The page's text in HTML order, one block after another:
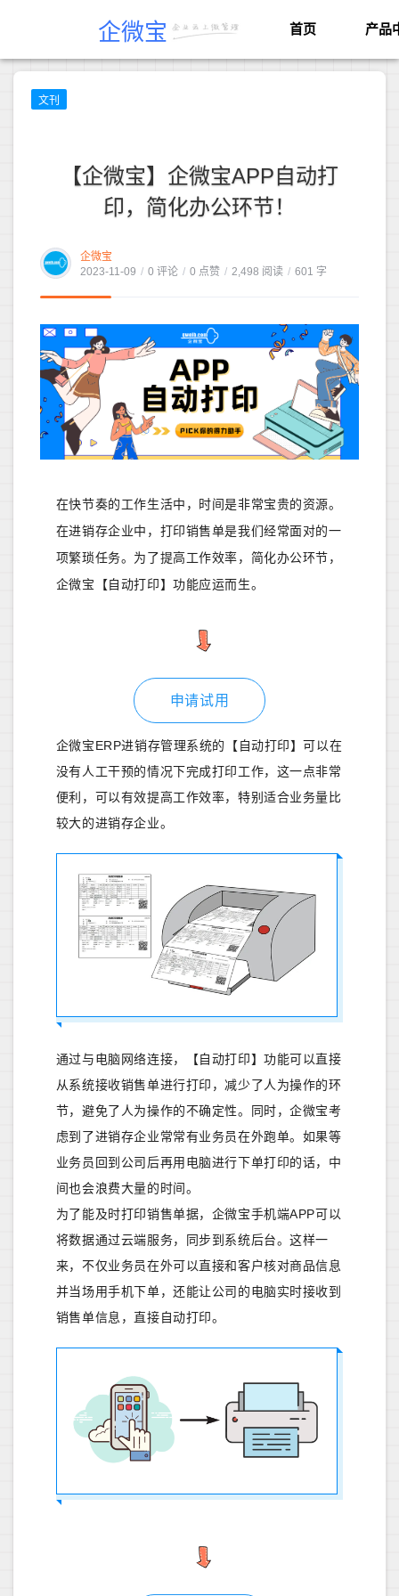
企微宝 首页 产品
文刊
【企微宝】企微宝APP自动打
印，简化办公环节！
企微宝
2023-11-09 / 0 评论 / 0 点赞 / 2,498 阅读 / 601 字
在快节奏的工作生活中，时间是非常宝贵的资源。
在进销存企业中，打印销售单是我们经常面对的一
项繁琐任务。为了提高工作效率，简化办公环节，
企微宝【自动打印】功能应运而生。
申请试用
企微宝ERP进销存管理系统的【自动打印】可以在
没有人工干预的情况下完成打印工作，这一点非常
便利，可以有效提高工作效率，特别适合业务量比
较大的进销存企业。
通过与电脑网络连接，【自动打印】功能可以直接
从系统接收销售单进行打印，减少了人为操作的环
节，避免了人为操作的不确定性。同时，企微宝考
虑到了进销存企业常常有业务员在外跑单。如果等
业务员回到公司后再用电脑进行下单打印的话，中
间也会浪费大量的时间。
为了能及时打印销售单据，企微宝手机端APP可以
将数据通过云端服务，同步到系统后台。这样一
来，不仅业务员在外可以直接和客户核对商品信息
并当场用手机下单，还能让公司的电脑实时接收到
销售单信息，直接自动打印。